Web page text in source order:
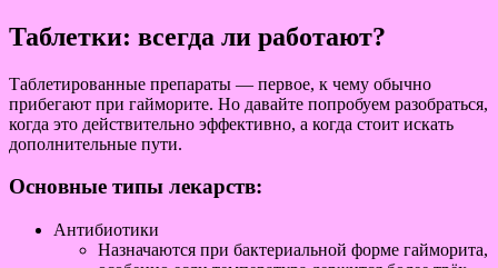
Таблетки: всегда ли работают?
Таблетированные препараты — первое, к чему обычно
прибегают при гайморите. Но давайте попробуем разобраться,
когда это действительно эффективно, а когда стоит искать
дополнительные пути.
Основные типы лекарств:
Антибиотики
Назначаются при бактериальной форме гайморита,